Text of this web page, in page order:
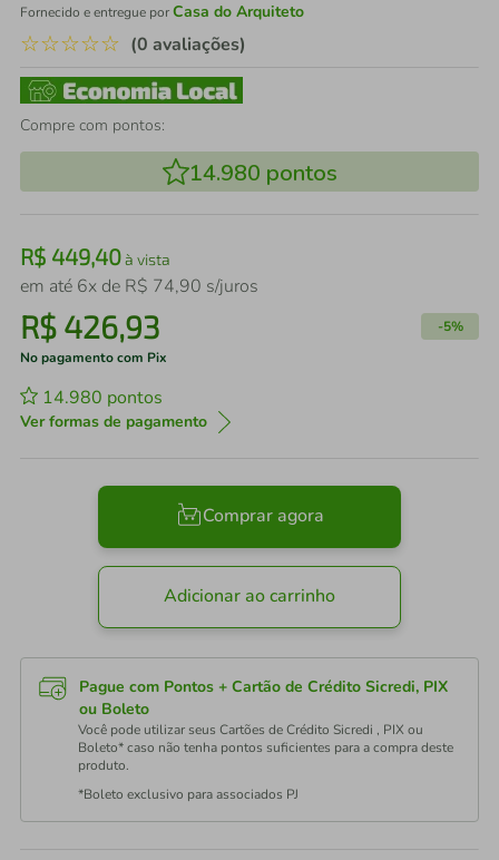
Fornecido e entregue porCasa do Arquiteto
☆☆☆☆☆ (0 avaliações)
Compre com pontos:
14.980 pontos
R$ 449,40à vista
em até 6x de R$ 74,90 s/juros
R$ 426,93 -5%
No pagamento com Pix
14.980 pontos
Ver formas de pagamento
Comprar agora
Adicionar ao carrinho
Pague com Pontos + Cartão de Crédito Sicredi, PIX
ou Boleto
Você pode utilizar seus Cartões de Crédito Sicredi , PIX ou
Boleto* caso não tenha pontos suficientes para a compra deste
produto.
*Boleto exclusivo para associados PJ